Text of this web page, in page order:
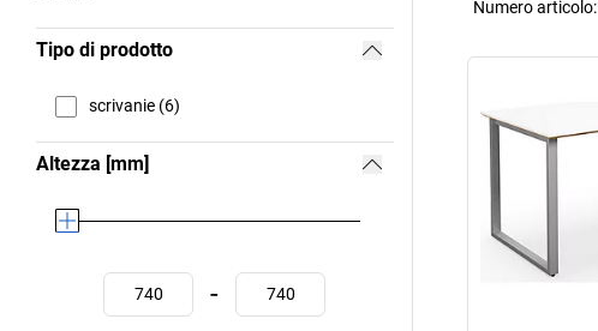
Tipo di prodotto
scrivanie (6)
Altezza [mm]
-
Numero articolo: